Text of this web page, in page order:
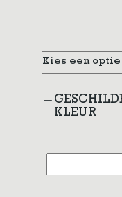
KLEUR